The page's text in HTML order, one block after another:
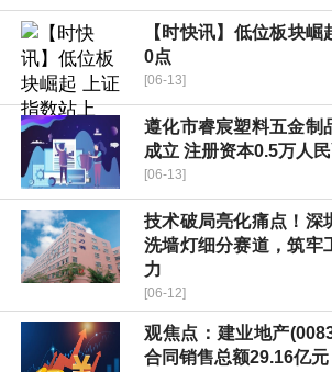
【时快讯】低位板块
0点
[06-13]
遵化市睿宸塑料五金制
成立 注册资本0.5万人
[06-13]
技术破局亮化痛点！深
洗墙灯细分赛道，筑牢
力
[06-12]
观焦点：建业地产
合同销售总额29.16亿